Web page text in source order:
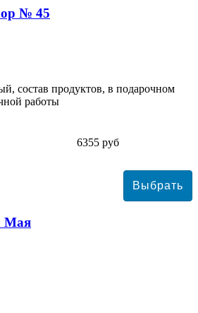
№ 45
состав продуктов, в подарочном
работы
6355 руб
Мая